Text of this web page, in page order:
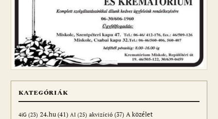
KATEGÓRIÁK
4iG (23) 24.hu(41) AI (25) akvizíció (37) A közélet